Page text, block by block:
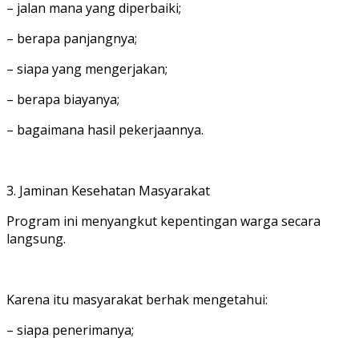
– jalan mana yang diperbaiki;
– berapa panjangnya;
– siapa yang mengerjakan;
– berapa biayanya;
– bagaimana hasil pekerjaannya.
3. Jaminan Kesehatan Masyarakat
Program ini menyangkut kepentingan warga secara
langsung.
Karena itu masyarakat berhak mengetahui:
– siapa penerimanya;